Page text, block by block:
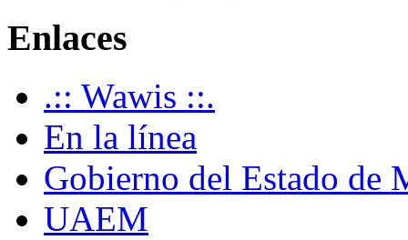
Enlaces
.:: Wawis ::.
En la línea
Gobierno del Estado de
UAEM